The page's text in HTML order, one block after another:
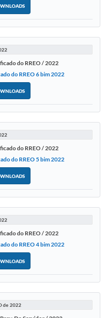
do RREO / 2022
do RREO 6 bim 2022
do RREO / 2022
do RREO 5 bim 2022
do RREO / 2022
do RREO 4 bim 2022
de 2022